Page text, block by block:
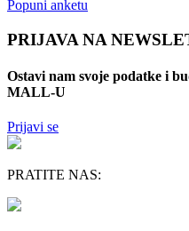
Popuni anketu
PRIJAVA NA
Ostavi nam svoje podatke i
MALL-U
Prijavi se
PRATITE NAS: